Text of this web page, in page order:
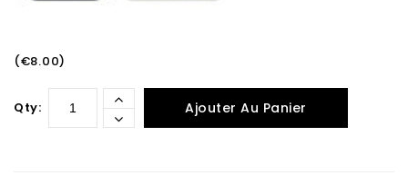
(€8.00)
Qty: Ajouter Au Panier